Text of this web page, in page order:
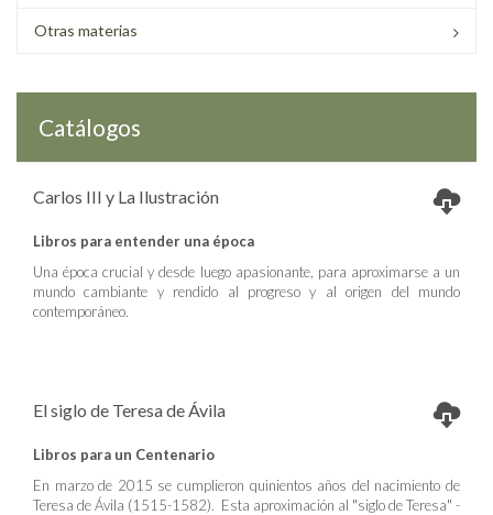
Otras materias
Catálogos
Carlos III y La Ilustración
Libros para entender una época
Una época crucial y desde luego apasionante, para aproximarse a un
mundo cambiante y rendido al progreso y al origen del mundo
contemporáneo.
El siglo de Teresa de Ávila
Libros para un Centenario
En marzo de 2015 se cumplieron quinientos años del nacimiento de
Teresa de Ávila (1515-1582). Esta aproximación al "siglo de Teresa" -